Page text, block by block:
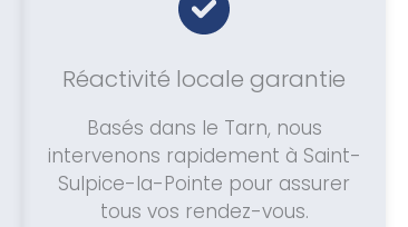
Réactivité locale garantie
Basés dans le Tarn, nous
intervenons rapidement à Saint-
Sulpice-la-Pointe pour assurer
tous vos rendez-vous.